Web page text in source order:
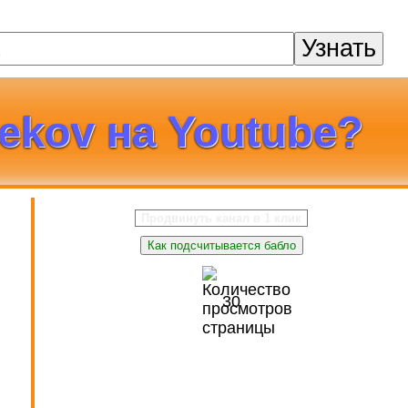
Узнать
на Youtube?
Как подсчитывается бабло
30